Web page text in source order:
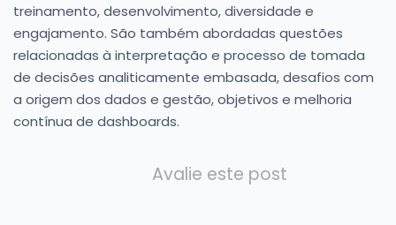
treinamento, desenvolvimento, diversidade e
engajamento. São também abordadas questões
relacionadas à interpretação e processo de tomada
de decisões analiticamente embasada, desafios com
a origem dos dados e gestão, objetivos e melhoria
contínua de dashboards.
Avalie este post